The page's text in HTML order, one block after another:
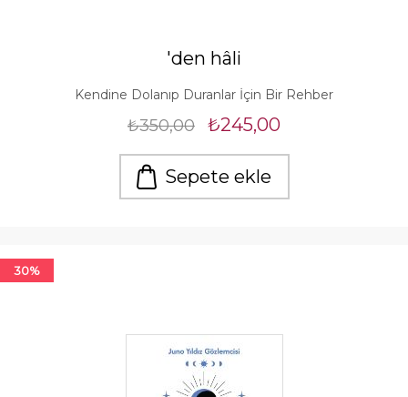
'den hâli
Kendine Dolanıp Duranlar İçin Bir Rehber
₺350,00 ₺245,00
Sepete ekle
30%